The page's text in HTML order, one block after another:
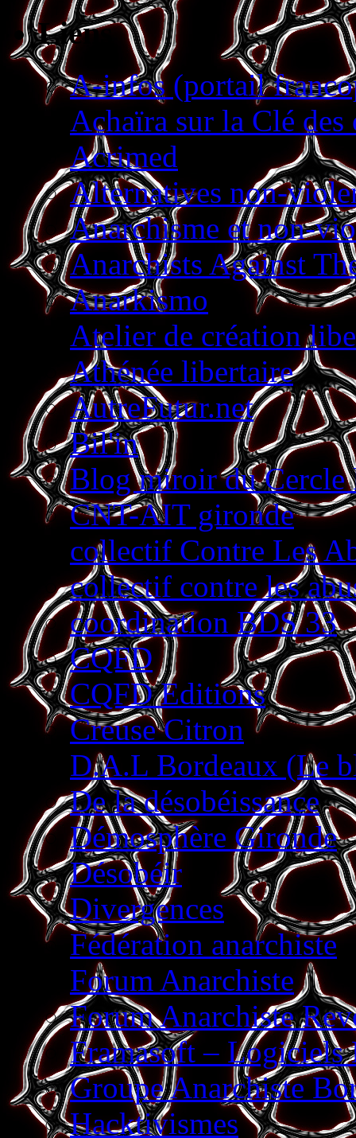
Liens
A-infos (portail
Achaïra sur la Clé des
Acrimed
Alternatives non-
Anarchisme et non-
Anarchists Against
Anarkismo
Atelier de création
Athénée libertaire
AutreFutur.net
Bil'in
Blog miroir du Cercle
CNT-AIT gironde
collectif Contre Les
collectif contre les
coordination BDS 33
CQFD
CQFD Editions
Creuse Citron
D.A.L Bordeaux (Le
De la désobéissance
Démosphère Gironde
Désobéir
Divergences
Fédération anarchiste
Forum Anarchiste
Forum Anarchiste
Framasoft – Logiciels
Groupe Anarchiste
Hacktivismes